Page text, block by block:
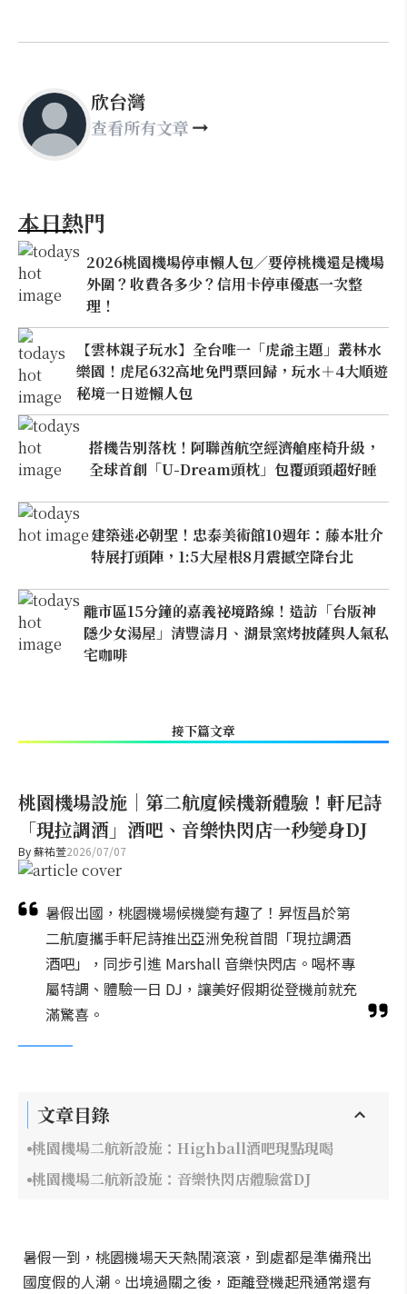
欣台灣
查看所有文章
本日熱門
2026桃園機場停車懶人包／要停桃機還是機場
外圍？收費各多少？信用卡停車優惠一次整
理！
【雲林親子玩水】全台唯一「虎爺主題」叢林水
樂園！虎尾632高地免門票回歸，玩水＋4大順遊
秘境一日遊懶人包
搭機告別落枕！阿聯酋航空經濟艙座椅升級，
全球首創「U-Dream頭枕」包覆頭頸超好睡
建築迷必朝聖！忠泰美術館10週年：藤本壯介
特展打頭陣，1:5大屋根8月震撼空降台北
離市區15分鐘的嘉義祕境路線！造訪「台版神
隱少女湯屋」清豐濤月、湖景窯烤披薩與人氣私
宅咖啡
接下篇文章
桃園機場設施｜第二航廈候機新體驗！軒尼詩
「現拉調酒」酒吧、音樂快閃店一秒變身DJ
By蘇祐萱2026/07/07
暑假出國，桃園機場候機變有趣了！昇恆昌於第
二航廈攜手軒尼詩推出亞洲免稅首間「現拉調酒
酒吧」，同步引進 Marshall 音樂快閃店。喝杯專
屬特調、體驗一日 DJ，讓美好假期從登機前就充
滿驚喜。
文章目錄
桃園機場二航新設施：Highball酒吧現點現喝
桃園機場二航新設施：音樂快閃店體驗當DJ
暑假一到，桃園機場天天熱鬧滾滾，到處都是準備飛出
國度假的人潮。出境過關之後，距離登機起飛通常還有